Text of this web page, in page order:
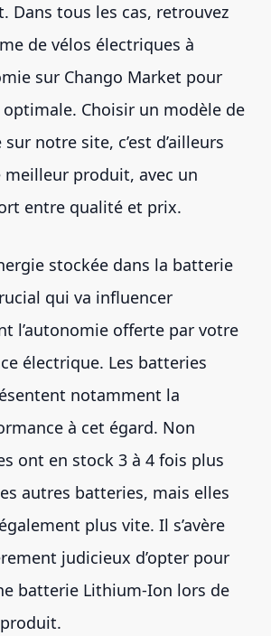
Dans tous les cas, retrouvez
de vélos électriques à
sur Chango Market pour
Choisir un modèle de
notre site, c’est d’ailleurs
meilleur produit, avec un
entre qualité et prix.
stockée dans la batterie
qui va influencer
l’autonomie offerte par votre
électrique. Les batteries
notamment la
à cet égard. Non
ont en stock 3 à 4 fois plus
autres batteries, mais elles
plus vite. Il s’avère
judicieux d’opter pour
batterie Lithium-Ion lors de